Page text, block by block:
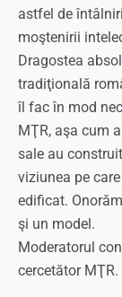
astfel de
moştenirii
Dragostea
tradiţională
îl fac în mod
MŢR, aşa cum
sale au
viziunea pe
edificat.
şi un model.
Moderatorul
cercetător MŢR.